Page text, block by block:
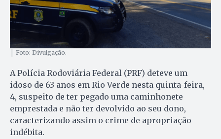
│ Foto: Divulgação.
A Polícia Rodoviária Federal (PRF) deteve um
idoso de 63 anos em Rio Verde nesta quinta-feira,
4, suspeito de ter pegado uma caminhonete
emprestada e não ter devolvido ao seu dono,
caracterizando assim o crime de apropriação
indébita.